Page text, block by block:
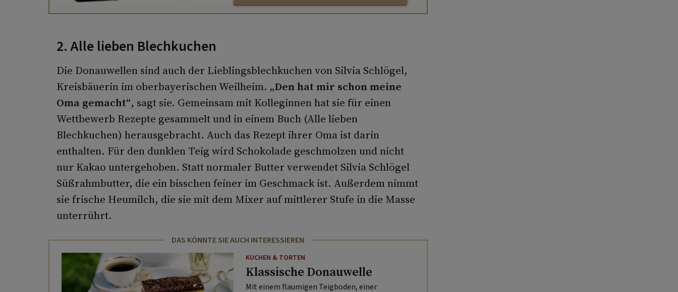
2. Alle lieben Blechkuchen
Die Donauwellen sind auch der Lieblingsblechkuchen von Silvia Schlögel,
Kreisbäuerin im oberbayerischen Weilheim. „Den hat mir schon meine
Oma gemacht“, sagt sie. Gemeinsam mit Kolleginnen hat sie für einen
Wettbewerb Rezepte gesammelt und in einem Buch (Alle lieben
Blechkuchen) herausgebracht. Auch das Rezept ihrer Oma ist darin
enthalten. Für den dunklen Teig wird Schokolade geschmolzen und nicht
nur Kakao untergehoben. Statt normaler Butter verwendet Silvia Schlögel
Süßrahmbutter, die ein bisschen feiner im Geschmack ist. Außerdem nimmt
sie frische Heumilch, die sie mit dem Mixer auf mittlerer Stufe in die Masse
unterrührt.
DAS KÖNNTE SIE AUCH INTERESSIEREN
KUCHEN & TORTEN
Klassische Donauwelle
Mit einem flaumigen Teigboden, einer